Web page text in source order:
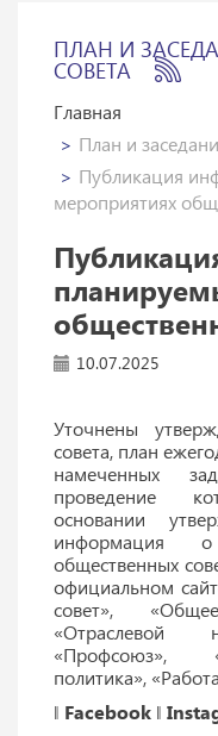
ПЛАН И
СОВЕТА
Главная
План и
Публикация
мероприятиях
10.07.2025
Уточнены
совета, план
намеченных
проведение
основании
информация о
общественных
официальном
совет»,
«Отраслевой
«Профсоюз»,
политика»,
‖ Facebook ‖